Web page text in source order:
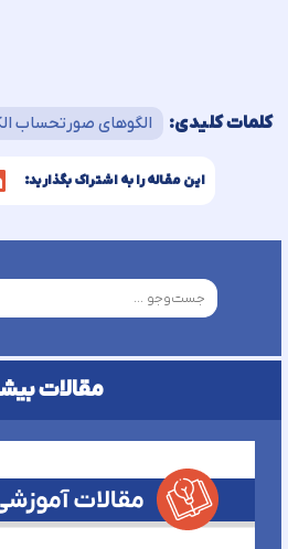
کلمات کلیدی: الگوهای صورتحساب
این مقاله را به اشتراک بگذارید:
مقالات